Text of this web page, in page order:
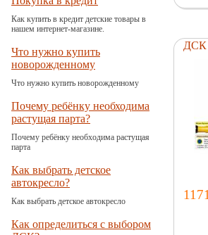
Как купить в кредит детские товары в
нашем интернет-магазине.
Что нужно купить
новорожденному
Что нужно купить новорожденному
Почему ребёнку необходима
растущая парта?
Почему ребёнку необходима растущая
парта
Как выбрать детское
автокресло?
Как выбрать детское автокресло
Как определиться с выбором
ДСК